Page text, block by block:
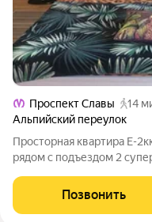
Проспект Славы
14
Альпийский переулок
Просторная квартира Е-
рядом с подъездом 2
количества человек,
интересуют и кто будет
Позвонить